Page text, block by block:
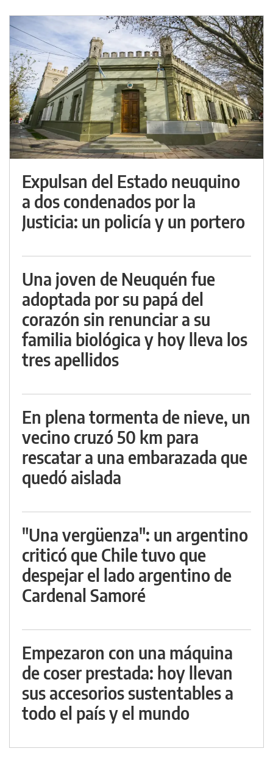
Expulsan del Estado neuquino
a dos condenados por la
Justicia: un policía y un portero
Una joven de Neuquén fue
adoptada por su papá del
corazón sin renunciar a su
familia biológica y hoy lleva los
tres apellidos
En plena tormenta de nieve, un
vecino cruzó 50 km para
rescatar a una embarazada que
quedó aislada
"Una vergüenza": un argentino
criticó que Chile tuvo que
despejar el lado argentino de
Cardenal Samoré
Empezaron con una máquina
de coser prestada: hoy llevan
sus accesorios sustentables a
todo el país y el mundo